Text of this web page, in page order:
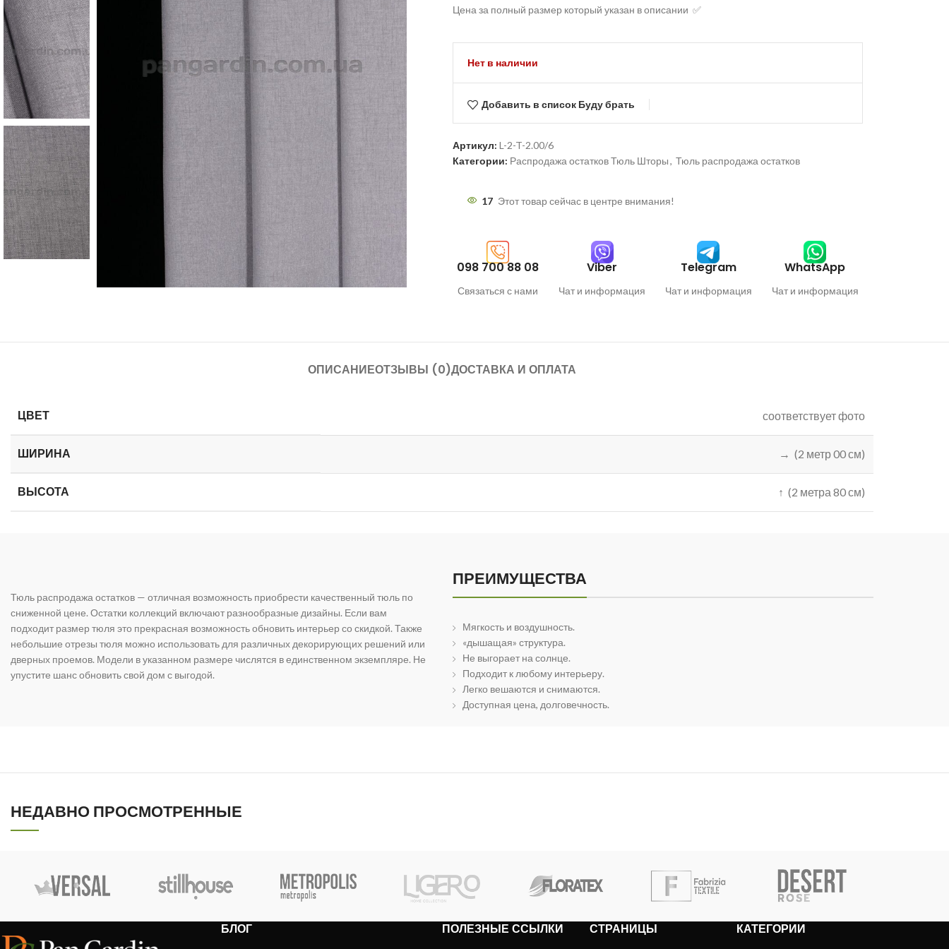
Цена за полный размер который указан в описании ✅
Нет в наличии
Добавить в список Буду брать
Артикул: L-2-T-2.00/6
Категории: Распродажа остатков Тюль Шторы, Тюль распродажа остатков
17 Этот товар сейчас в центре внимания!
098 700 88 08
Связаться с нами
Viber
Чат и информация
Telegram
Чат и информация
WhatsApp
Чат и информация
ОПИСАНИЕОТЗЫВЫ (0)ДОСТАВКА И ОПЛАТА
ЦВЕТ соответствует фото
ШИРИНА → (2 метр 00 см)
ВЫСОТА ↑ (2 метра 80 см)
Тюль распродажа остатков — отличная возможность приобрести качественный тюль по
сниженной цене. Остатки коллекций включают разнообразные дизайны. Если вам
подходит размер тюля это прекрасная возможность обновить интерьер со скидкой. Также
небольшие отрезы тюля можно использовать для различных декорирующих решений или
дверных проемов. Модели в указанном размере числятся в единственном экземпляре. Не
упустите шанс обновить свой дом с выгодой.
ПРЕИМУЩЕСТВА
Мягкость и воздушность.
«дышащая» структура.
Не выгорает на солнце.
Подходит к любому интерьеру.
Легко вешаются и снимаются.
Доступная цена, долговечность.
НЕДАВНО ПРОСМОТРЕННЫЕ
БЛОГ ПОЛЕЗНЫЕ ССЫЛКИ СТРАНИЦЫ КАТЕГОРИИ